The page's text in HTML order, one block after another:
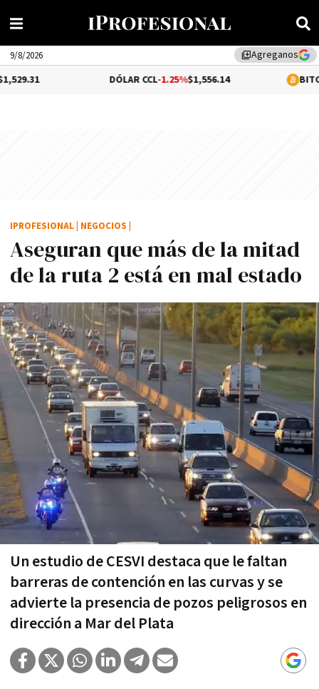
library_addAgreganos
9/8/2026
-1.25%$1,556.14 0.68%
Aseguran que más de la mitad
de la ruta 2 está en mal estado
Un estudio de CESVI destaca que le faltan
barreras de contención en las curvas y se
advierte la presencia de pozos peligrosos en
dirección a Mar del Plata
IPROFESIONAL NEGOCIOS